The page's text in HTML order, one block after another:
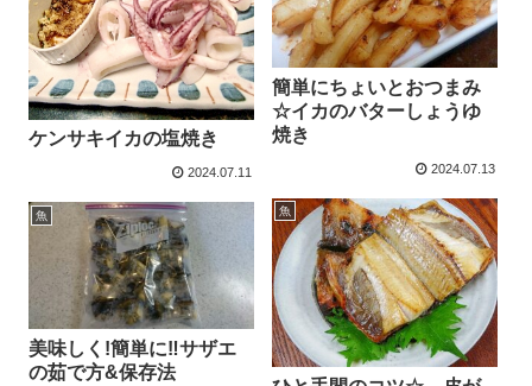
簡単にちょいとおつまみ
☆イカのバターしょうゆ
焼き
2024.07.13
ケンサキイカの塩焼き
2024.07.11
魚
魚
美味しく!簡単に‼サザエ
の茹で方&保存法